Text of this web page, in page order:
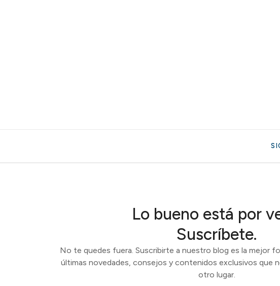
Lo bueno está por
Suscríbete.
No te quedes fuera. Suscribirte a nuestro blog es la mejor
últimas novedades, consejos y contenidos exclusivos que
otro lugar.